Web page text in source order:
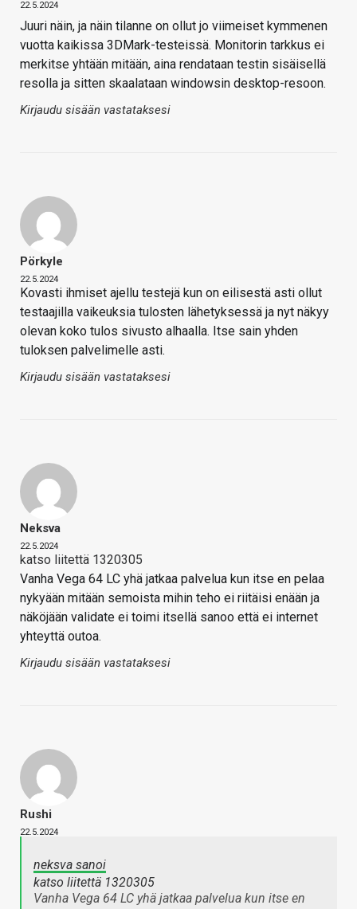
22.5.2024
Juuri näin, ja näin tilanne on ollut jo viimeiset kymmenen
vuotta kaikissa 3DMark-testeissä. Monitorin tarkkus ei
merkitse yhtään mitään, aina rendataan testin sisäisellä
resolla ja sitten skaalataan windowsin desktop-resoon.
Kirjaudu sisään vastataksesi
Pörkyle
22.5.2024
Kovasti ihmiset ajellu testejä kun on eilisestä asti ollut
testaajilla vaikeuksia tulosten lähetyksessä ja nyt näkyy
olevan koko tulos sivusto alhaalla. Itse sain yhden
tuloksen palvelimelle asti.
Kirjaudu sisään vastataksesi
Neksva
22.5.2024
katso liitettä 1320305
Vanha Vega 64 LC yhä jatkaa palvelua kun itse en pelaa
nykyään mitään semoista mihin teho ei riitäisi enään ja
näköjään validate ei toimi itsellä sanoo että ei internet
yhteyttä outoa.
Kirjaudu sisään vastataksesi
Rushi
22.5.2024
neksva sanoi
katso liitettä 1320305
Vanha Vega 64 LC yhä jatkaa palvelua kun itse en